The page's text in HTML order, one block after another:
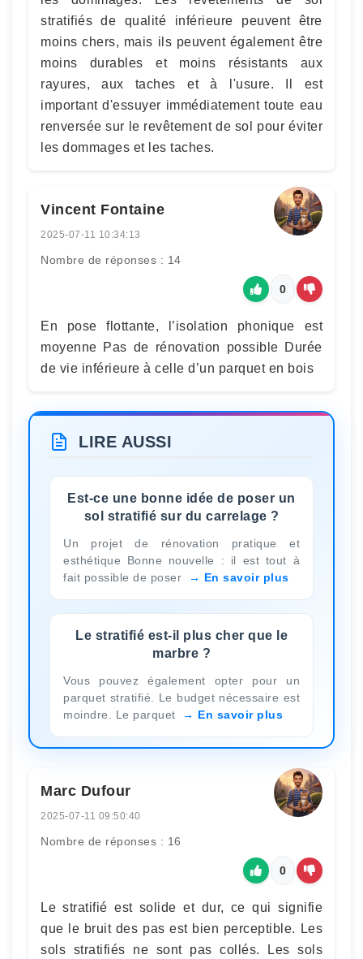
stratifiés de qualité inférieure peuvent être
moins chers, mais ils peuvent également être
moins durables et moins résistants aux
rayures, aux taches et à l'usure. Il est
important d'essuyer immédiatement toute eau
renversée sur le revêtement de sol pour éviter
les dommages et les taches.
Vincent Fontaine
2025-07-11 10:34:13
Nombre de réponses : 14
0
En pose flottante, l’isolation phonique est
moyenne Pas de rénovation possible Durée
de vie inférieure à celle d’un parquet en bois
LIRE AUSSI
Est-ce une bonne idée de poser un
sol stratifié sur du carrelage ?
Un projet de rénovation pratique et
esthétique Bonne nouvelle : il est tout à
fait possible de poser
En savoir plus
Le stratifié est-il plus cher que le
marbre ?
Vous pouvez également opter pour un
parquet stratifié. Le budget nécessaire est
moindre. Le parquet
En savoir plus
Marc Dufour
2025-07-11 09:50:40
Nombre de réponses : 16
0
Le stratifié est solide et dur, ce qui signifie
que le bruit des pas est bien perceptible. Les
sols stratifiés ne sont pas collés. Les sols